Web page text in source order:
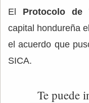
El Protocolo de
capital hondureña
el acuerdo que
SICA.
Te puede